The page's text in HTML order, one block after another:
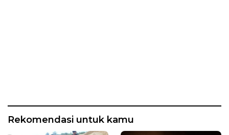
Rekomendasi untuk kamu